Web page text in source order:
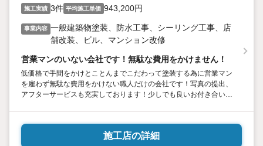
施工実績 3件 平均施工単価 943,200円
事業内容 一般建築物塗装、防水工事、シーリング工事、店
舗改装、ビル、マンション改修
営業マンのいない会社です！無駄な費用をかけません！
低価格で手間をかけとことんまでこだわって塗装する為に営業マン
を雇わず無駄な費用をかけない職人だけの会社です！写真の提出、
アフターサービスも充実しております！少しでも良いお付き合いが
施工店の詳細